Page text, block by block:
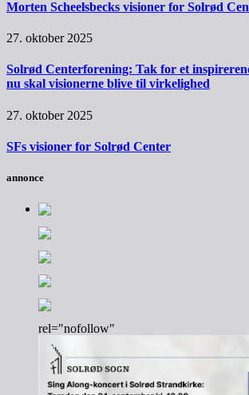
Morten Scheelsbecks visioner for Solrød
27. oktober 2025
Solrød Centerforening: Tak for et
nu skal visionerne blive til virkelighed
27. oktober 2025
SFs visioner for Solrød Center
annonce
rel="nofollow"